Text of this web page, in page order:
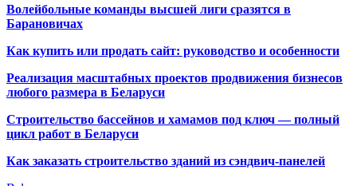
Волейбольные команды высшей лиги сразятся в
Барановичах
Как купить или продать сайт: руководство и особенности
Реализация масштабных проектов продвижения бизнесов
любого размера в Беларуси
Строительство бассейнов и хамамов под ключ — полный
цикл работ в Беларуси
Как заказать строительство зданий из сэндвич-панелей